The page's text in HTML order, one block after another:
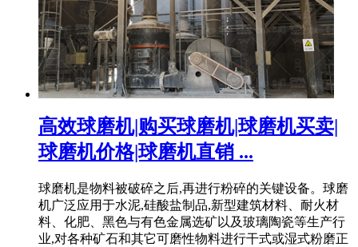
高效球磨机|购买球磨机|球磨机买卖|
球磨机价格|球磨机直销 ...
球磨机是物料被破碎之后,再进行粉碎的关键设备。球磨
机广泛应用于水泥,硅酸盐制品,新型建筑材料、耐火材
料、化肥、黑色与有色金属选矿以及玻璃陶瓷等生产行
业,对各种矿石和其它可磨性物料进行干式或湿式粉磨正